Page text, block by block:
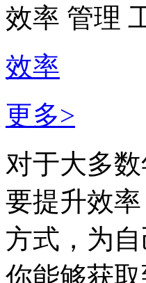
效率 管理
效率
更多>
对于大多
要提升效
方式，为
你能够获